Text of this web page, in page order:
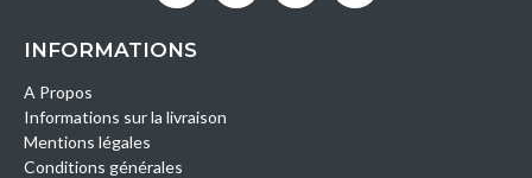
INFORMATIONS
A Propos
Informations sur la livraison
Mentions légales
Conditions générales